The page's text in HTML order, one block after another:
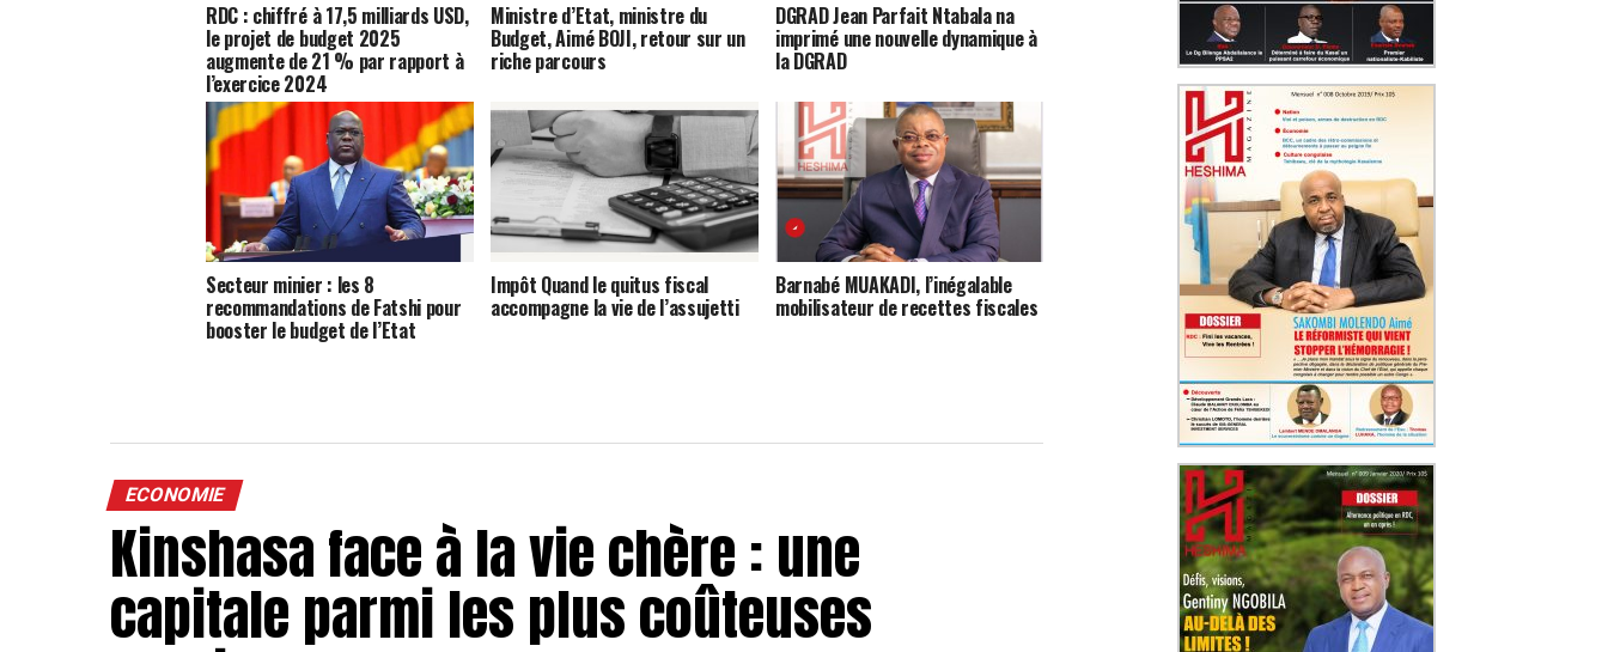
RDC : chiffré à 17,5 milliards USD,
le projet de budget 2025
augmente de 21 % par rapport à
l’exercice 2024
Ministre d’Etat, ministre du
Budget, Aimé BOJI, retour sur un
riche parcours
DGRAD Jean Parfait Ntabala na
imprimé une nouvelle dynamique à
la DGRAD
Secteur minier : les 8
recommandations de Fatshi pour
booster le budget de l’Etat
Impôt Quand le quitus fiscal
accompagne la vie de l’assujetti
Barnabé MUAKADI, l’inégalable
mobilisateur de recettes fiscales
ECONOMIE
Kinshasa face à la vie chère : une
capitale parmi les plus coûteuses